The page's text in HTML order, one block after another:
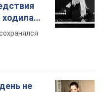
ходила
не